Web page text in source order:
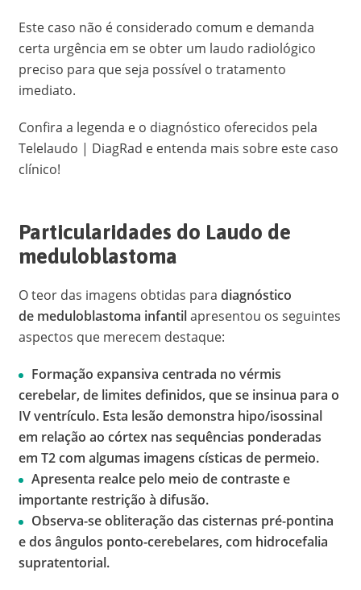
Este caso não é considerado comum e demanda
certa urgência em se obter um laudo radiológico
preciso para que seja possível o tratamento
imediato.
Confira a legenda e o diagnóstico oferecidos pela
Telelaudo | DiagRad e entenda mais sobre este caso
clínico!
Particularidades do Laudo de
meduloblastoma
O teor das imagens obtidas para diagnóstico
de meduloblastoma infantilapresentou os seguintes
aspectos que merecem destaque:
Formação expansiva centrada no vérmis
cerebelar, de limites definidos, que se insinua para o
IV ventrículo. Esta lesão demonstra hipo/isossinal
em relação ao córtex nas sequências ponderadas
em T2 com algumas imagens císticas de permeio.
Apresenta realce pelo meio de contraste e
importante restrição à difusão.
Observa-se obliteração das cisternas pré-pontina
e dos ângulos ponto-cerebelares, com hidrocefalia
supratentorial.